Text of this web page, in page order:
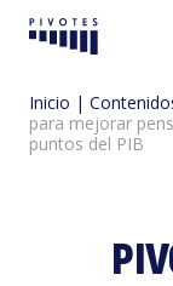
Pivotes
Inicio |
para mejorar
puntos del PIB